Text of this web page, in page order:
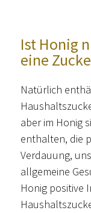
Ist Honig
eine
Natürlich
aber im Honig
enthalten, die
Verdauung,
allgemeine
Honig positive